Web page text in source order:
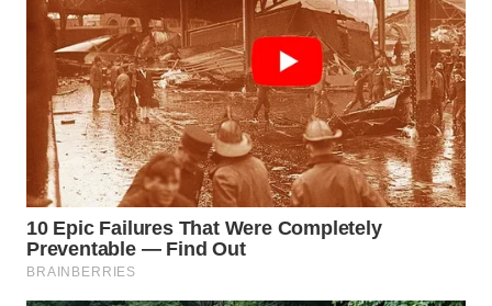
KEPULAUAN
SERIBU
WN
TANGERANG
WN
BINJAI
WN
CIREBON